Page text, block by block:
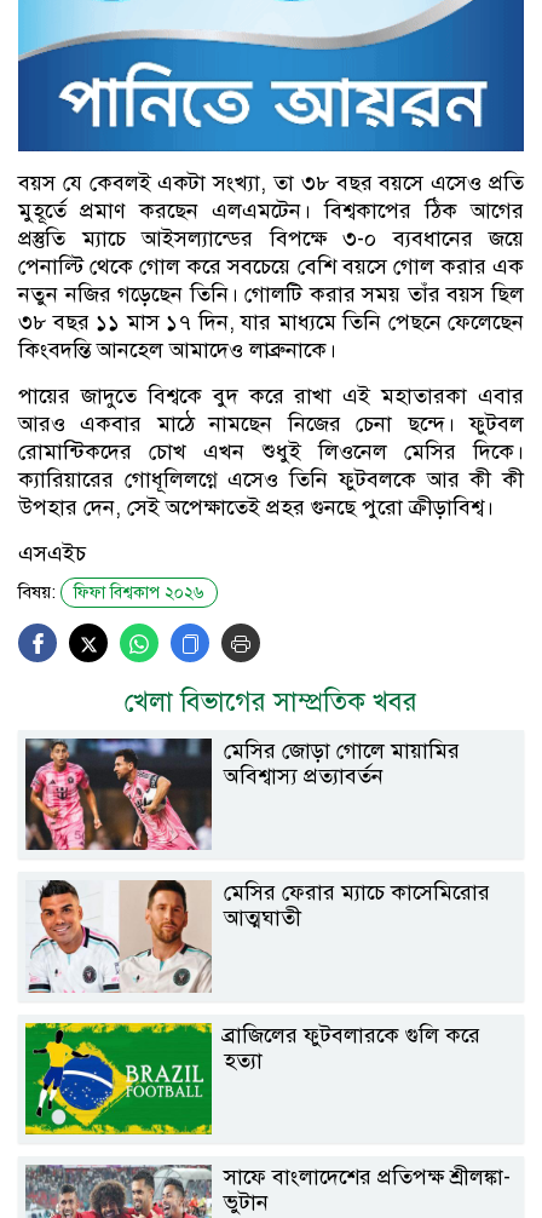
বয়স যে কেবলই একটা সংখ্যা, তা ৩৮ বছর বয়সে এসেও প্রতি
মুহূর্তে প্রমাণ করছেন এলএমটেন। বিশ্বকাপের ঠিক আগের
প্রস্তুতি ম্যাচে আইসল্যান্ডের বিপক্ষে ৩-০ ব্যবধানের জয়ে
পেনাল্টি থেকে গোল করে সবচেয়ে বেশি বয়সে গোল করার এক
নতুন নজির গড়েছেন তিনি। গোলটি করার সময় তাঁর বয়স ছিল
৩৮ বছর ১১ মাস ১৭ দিন, যার মাধ্যমে তিনি পেছনে ফেলেছেন
কিংবদন্তি আনহেল আমাদেও লাব্রুনাকে।
পায়ের জাদুতে বিশ্বকে বুদ করে রাখা এই মহাতারকা এবার
আরও একবার মাঠে নামছেন নিজের চেনা ছন্দে। ফুটবল
রোমান্টিকদের চোখ এখন শুধুই লিওনেল মেসির দিকে।
ক্যারিয়ারের গোধূলিলগ্নে এসেও তিনি ফুটবলকে আর কী কী
উপহার দেন, সেই অপেক্ষাতেই প্রহর গুনছে পুরো ক্রীড়াবিশ্ব।
এসএইচ
বিষয়: ফিফা বিশ্বকাপ ২০২৬
খেলা বিভাগের সাম্প্রতিক খবর
মেসির জোড়া গোলে মায়ামির
অবিশ্বাস্য প্রত্যাবর্তন
মেসির ফেরার ম্যাচে কাসেমিরোর
আত্মঘাতী
ব্রাজিলের ফুটবলারকে গুলি করে
হত্যা
সাফে বাংলাদেশের প্রতিপক্ষ শ্রীলঙ্কা-
ভুটান